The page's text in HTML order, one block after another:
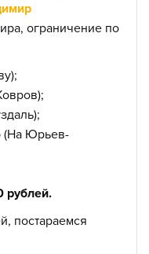
ограничение по
(На Юрьев-
рублей.
постараемся